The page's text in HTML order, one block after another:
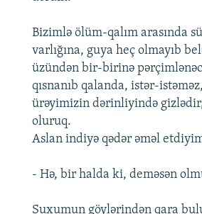
Bizimlə ölüm-qalım arasında
varlığına, guya heç olmayıb
üzündən bir-birinə
qısnanıb qalanda, istər-
ürəyimizin dərinliyində gizlədir,
oluruq.
Aslan indiyə qədər əməl
- Hə, bir halda ki, deməsən
Suxumun göylərindən qara